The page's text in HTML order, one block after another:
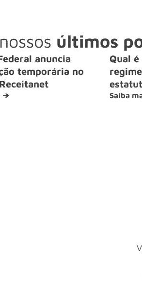
últimos
anuncia
temporária no
➔
Qual
Saiba